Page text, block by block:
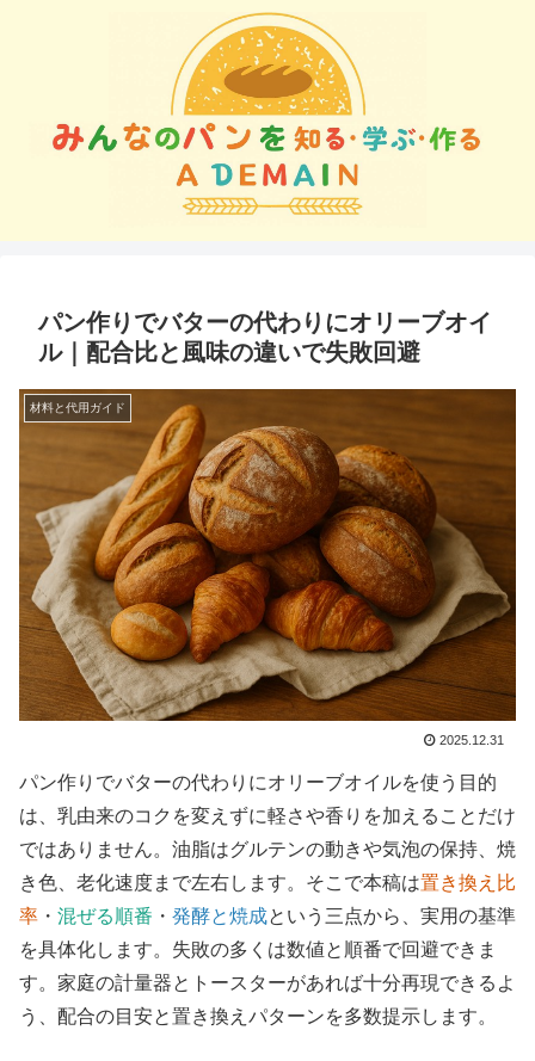
パン作りでバターの代わりにオリーブオイ
ル｜配合比と風味の違いで失敗回避
材料と代用ガイド
2025.12.31
パン作りでバターの代わりにオリーブオイルを使う目的
は、乳由来のコクを変えずに軽さや香りを加えることだけ
ではありません。油脂はグルテンの動きや気泡の保持、焼
き色、老化速度まで左右します。そこで本稿は置き換え比
率 ・ 混ぜる順番 ・ 発酵と焼成という三点から、実用の基準
を具体化します。失敗の多くは数値と順番で回避できま
す。家庭の計量器とトースターがあれば十分再現できるよ
う、配合の目安と置き換えパターンを多数提示します。